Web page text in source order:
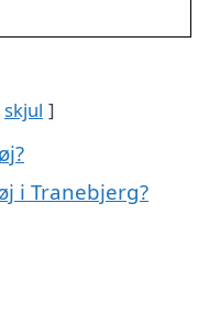
skjul
i Tranebjerg?